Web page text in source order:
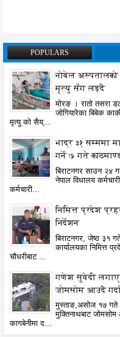
POPULARS
नोबेल अस्पतालको
मृत्यु सँग लड्दै
मोरङ । रातो तसरा
जोगियारेका बिबेक
मृत्यु को सैय्...
भाद्र ३१ सम्ममा
गर्ने ७ गते
बिराटनगर साउन २४
नेपाल विधालय
कर्मचारी...
निमित्त प्रदेश
निर्देशन
बिराटनगर, जेष्ठ ३१
कार्यालयका निमित्त
चौधरीबाट ...
गणेश सुवेदी लगाएत
जोमसोम आउदै
मुस्ताङ,असोज १७ गते
मुक्तिनाथबाट
कागबेनीमा द...